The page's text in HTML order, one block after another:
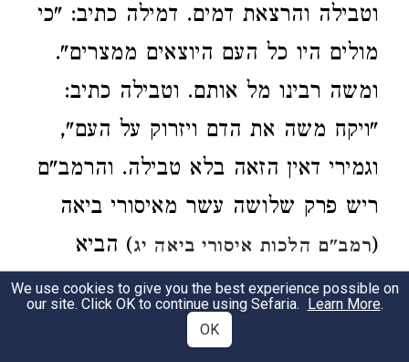
וטבילה והרצאת דמים. דמילה כתיב: "כי
מולים היו כל העם היוצאים ממצרים".
ומשה רבינו מל אותם. וטבילה כתיב:
"ויקח משה את הדם ויזרוק על העם",
וגמירי דאין הזאה בלא טבילה. והרמב"ם
ריש פרק שלושה עשר מאיסורי ביאה
(רמב"ם הלכות איסורי ביאה יג) הביא
מקרא ד"וקדשתם היום ומחר וכבסו
שמלתם", שטבלו קודם מתן תורה.
We use cookies to give you the best experience possible on
our site. Click OK to continue using Sefaria. Learn More.
OK